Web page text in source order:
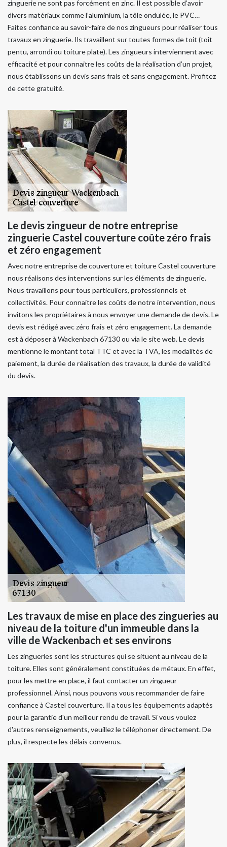
zinguerie ne sont pas forcément en zinc. Il est possible d’avoir
divers matériaux comme l’aluminium, la tôle ondulée, le PVC…
Faites confiance au savoir-faire de nos zingueurs pour réaliser tous
travaux en zinguerie. Ils travaillent sur toutes formes de toit (toit
pentu, arrondi ou toiture plate). Les zingueurs interviennent avec
efficacité et pour connaitre les coûts de la réalisation d’un projet,
nous établissons un devis sans frais et sans engagement. Profitez
de cette gratuité.
Le devis zingueur de notre entreprise
zinguerie Castel couverture coûte zéro frais
et zéro engagement
Avec notre entreprise de couverture et toiture Castel couverture
nous réalisons des interventions sur les éléments de zinguerie.
Nous travaillons pour tous particuliers, professionnels et
collectivités. Pour connaitre les coûts de notre intervention, nous
invitons les propriétaires à nous envoyer une demande de devis. Le
devis est rédigé avec zéro frais et zéro engagement. La demande
est à déposer à Wackenbach 67130 ou via le site web. Le devis
mentionne le montant total TTC et avec la TVA, les modalités de
paiement, la durée de réalisation des travaux, la durée de validité
du devis.
Les travaux de mise en place des zingueries au
niveau de la toiture d'un immeuble dans la
ville de Wackenbach et ses environs
Les zingueries sont les structures qui se situent au niveau de la
toiture. Elles sont généralement constituées de métaux. En effet,
pour les mettre en place, il faut contacter un zingueur
professionnel. Ainsi, nous pouvons vous recommander de faire
confiance à Castel couverture. Il a tous les équipements adaptés
pour la garantie d'un meilleur rendu de travail. Si vous voulez
d'autres renseignements, veuillez le téléphoner directement. De
plus, il respecte les délais convenus.